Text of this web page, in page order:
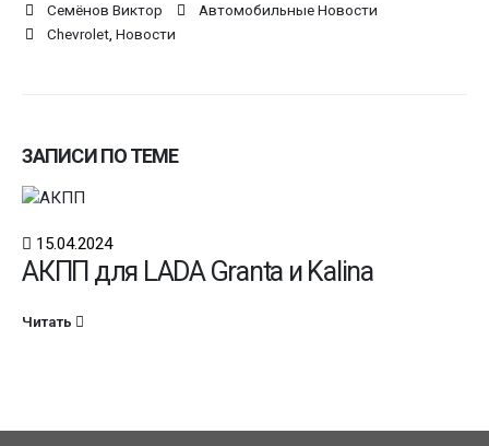
Семёнов Виктор
Автомобильные Новости
Chevrolet, Новости
ЗАПИСИ ПО ТЕМЕ
15.04.2024
АКПП для LADA Granta и Kalina
Читать